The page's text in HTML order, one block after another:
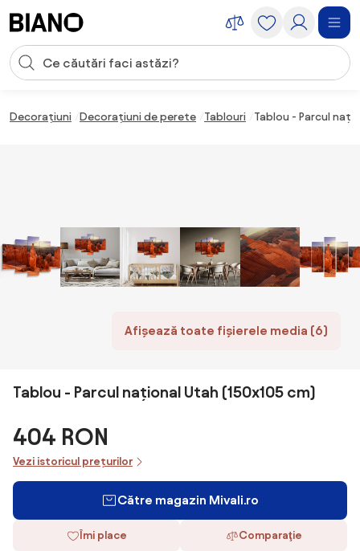
Introducerea căutării
Decorațiuni Decorațiuni de perete Tablouri Tablou - Parcul
Afișează toate fișierele media (6)
Tablou - Parcul național Utah (150x105 cm)
404 RON
Vezi istoricul prețurilor
Către magazin Mivali.ro
Îmi place Comparaţie